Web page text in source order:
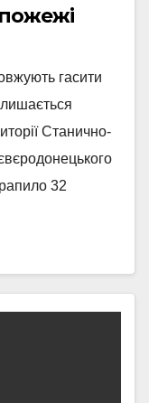
гасити
Станично-
32